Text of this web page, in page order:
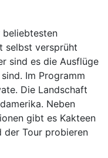
beliebtesten
selbst versprüht
sind es die Ausflüge
Im Programm
Die Landschaft
Neben
gibt es Kakteen
der Tour probieren